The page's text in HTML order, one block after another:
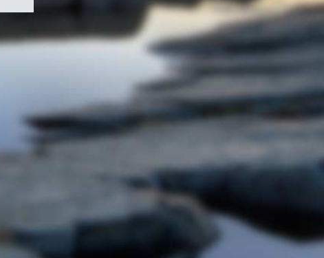
gouvernement